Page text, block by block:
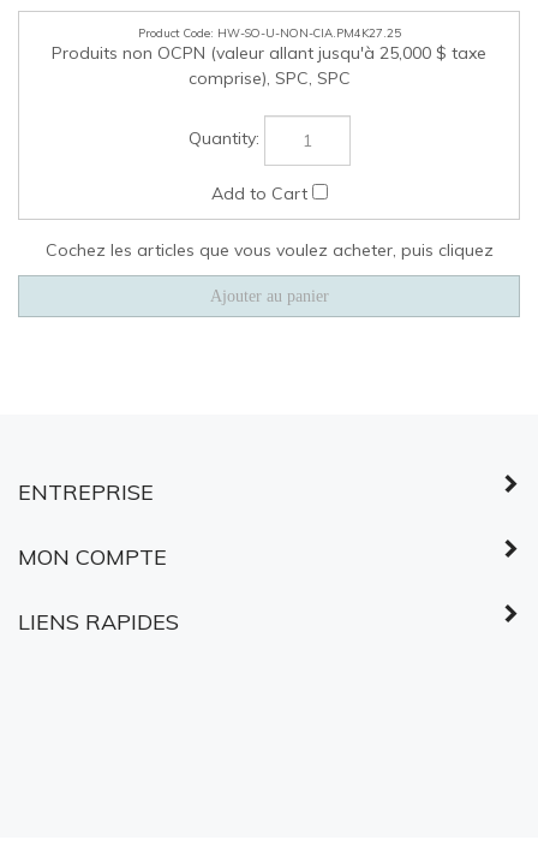
HW-SO-U-NON-CIA.PM4K27.25
Produits non OCPN (valeur allant jusqu'à 25,000 $ taxe
comprise), SPC, SPC
Cochez les articles que vous voulez acheter, puis cliquez